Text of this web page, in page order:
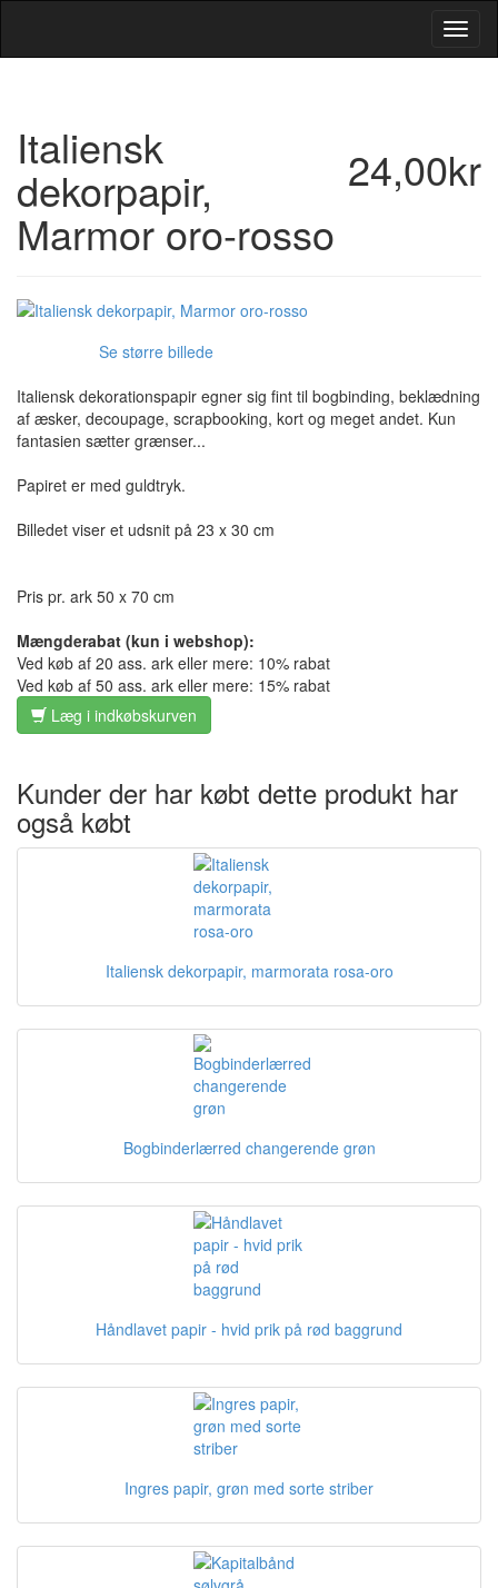
24,00kr
Italiensk
dekorpapir,
Marmor oro-rosso
Se større billede
Italiensk dekorationspapir egner sig fint til bogbinding, beklædning
af æsker, decoupage, scrapbooking, kort og meget andet. Kun
fantasien sætter grænser...
Papiret er med guldtryk.
Billedet viser et udsnit på 23 x 30 cm
Pris pr. ark 50 x 70 cm
Mængderabat (kun i webshop):
Ved køb af 20 ass. ark eller mere: 10% rabat
Ved køb af 50 ass. ark eller mere: 15% rabat
Læg i indkøbskurven
Kunder der har købt dette produkt har
også købt
Italiensk dekorpapir, marmorata rosa-oro
Bogbinderlærred changerende grøn
Håndlavet papir - hvid prik på rød baggrund
Ingres papir, grøn med sorte striber